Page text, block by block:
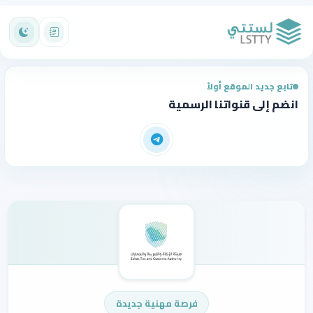
تابع جديد الموقع أولاً
انضم إلى قنواتنا الرسمية
فرصة مهنية جديدة